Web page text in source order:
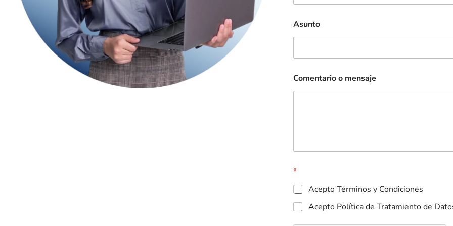
Asunto
Comentario o mensaje
*
Acepto Términos y Condiciones
Acepto Política de Tratamiento de